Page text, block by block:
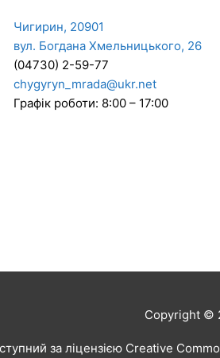
Чигирин, 20901
вул. Богдана Хмельницького, 26
(04730) 2-59-77
chygyryn_mrada@ukr.net
Графік роботи: 8:00 – 17:00
Copyright ©
за ліцензією Creative